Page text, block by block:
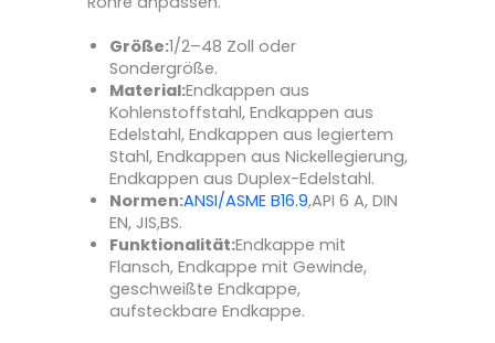
Größe:1/2–48 Zoll oder
Sondergröße.
Material:Endkappen aus
Kohlenstoffstahl, Endkappen aus
Edelstahl, Endkappen aus legiertem
Stahl, Endkappen aus Nickellegierung,
Endkappen aus Duplex-Edelstahl.
Normen:ANSI/ASME B16.9,API 6 A, DIN
EN, JIS,BS.
Funktionalität:Endkappe mit
Flansch, Endkappe mit Gewinde,
geschweißte Endkappe,
aufsteckbare Endkappe.